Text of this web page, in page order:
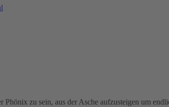
Phönix zu sein, aus der Asche aufzusteigen um